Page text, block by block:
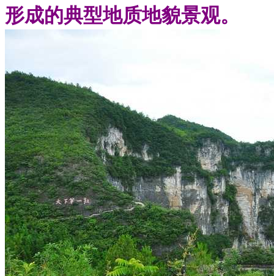
形成的典型地质地貌景观。